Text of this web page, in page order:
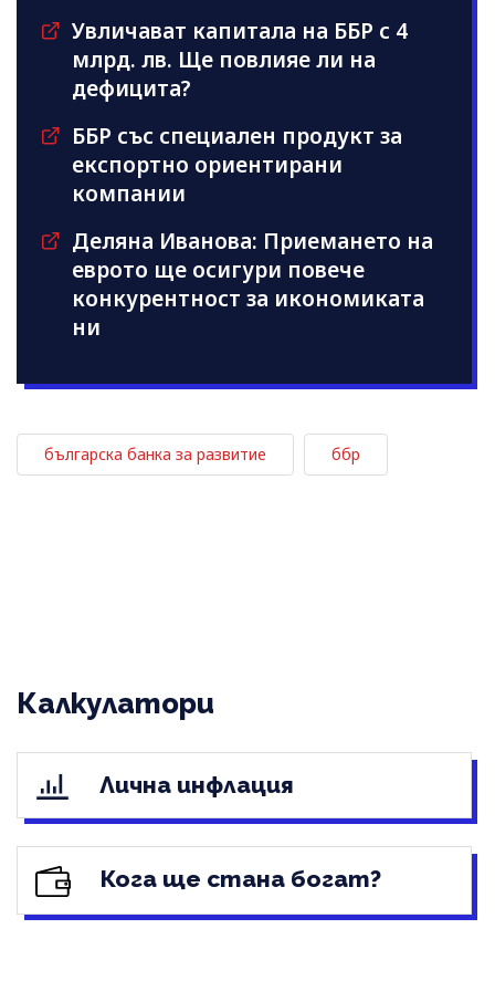
Увличават капитала на ББР с 4
млрд. лв. Ще повлияе ли на
дефицита?
ББР със специален продукт за
експортно ориентирани
компании
Деляна Иванова: Приемането на
еврото ще осигури повече
конкурентност за икономиката
ни
българска банка за развитие ббр
Калкулатори
Лична инфлация
Кога ще стана богат?